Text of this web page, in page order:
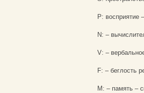
P: восприятие
N: –
V: –
F: – беглость
М: – память –